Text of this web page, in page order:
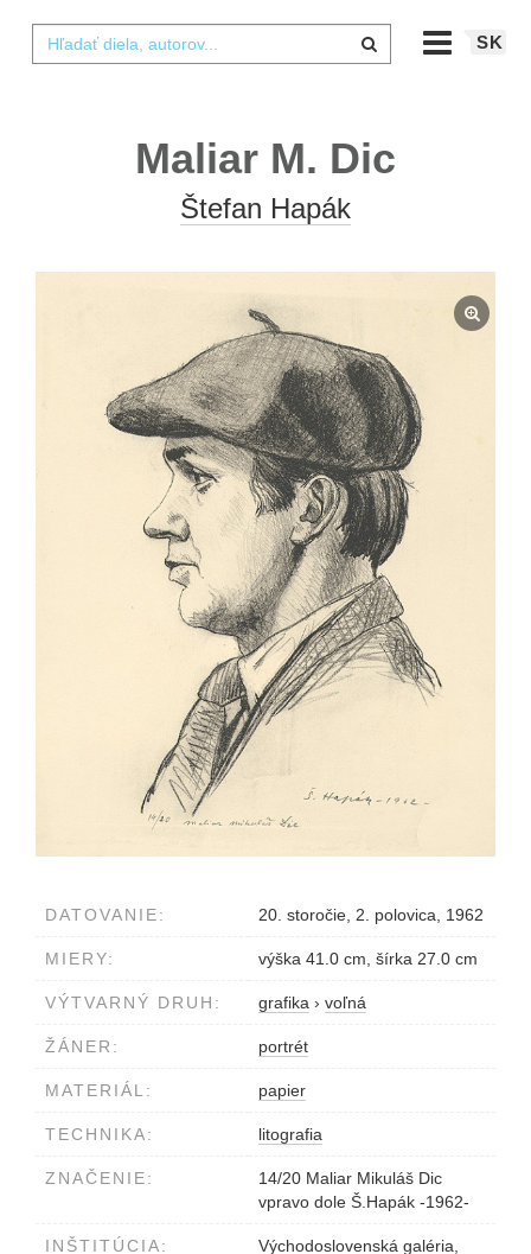
SK
Maliar M. Dic
Štefan Hapák
DATOVANIE: 20. storočie, 2. polovica, 1962
MIERY: výška 41.0 cm, šírka 27.0 cm
VÝTVARNÝ DRUH: grafika › voľná
ŽÁNER: portrét
MATERIÁL: papier
TECHNIKA: litografia
ZNAČENIE:
14/20 Maliar Mikuláš Dic
vpravo dole Š.Hapák -1962-
INŠTITÚCIA:
Východoslovenská galéria,